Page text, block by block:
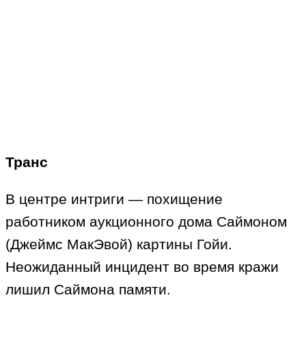
Транс
В центре интриги — похищение
работником аукционного дома Саймоном
(Джеймс МакЭвой) картины Гойи.
Неожиданный инцидент во время кражи
лишил Саймона памяти.